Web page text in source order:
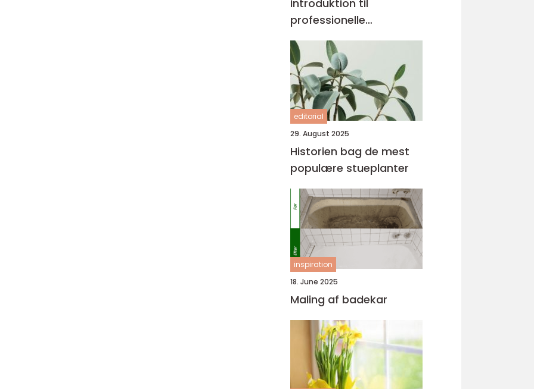
introduktion til
professionelle
malerløsninger
editorial
29. August 2025
Historien bag de mest
populære stueplanter
inspiration
18. June 2025
Maling af badekar